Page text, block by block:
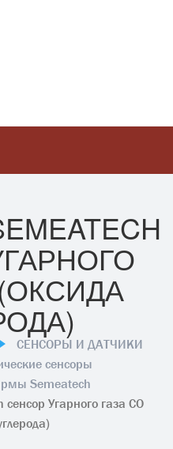
СЕНСОРЫ И ДАТЧИКИ
сенсоры
Semeatech
Угарного газа CO